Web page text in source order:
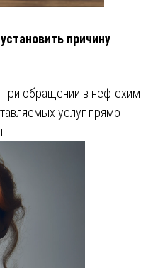
причину
обращении в нефтехим
услуг прямо